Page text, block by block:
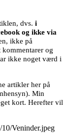
dvs. i
og ikke via
ikke på
kommentarer og
ikke noget værd i
artikler her på
Min
kort. Herefter vil
Veninder.jpeg